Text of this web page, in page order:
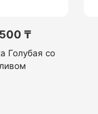
₸
Голубая со